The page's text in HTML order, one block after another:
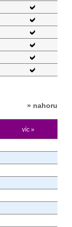
» nahoru
víc »